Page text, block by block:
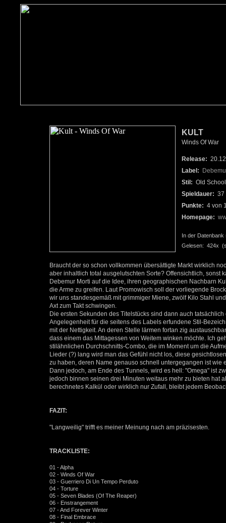
KULT
Winds Of War
Release:
Label:
Stil: Old
Spieldauer: 37
Punkte: 4 von
Homepage:
In der Datenbank
Gelesen: 424x
Braucht der so schon vollkommen übersättigte Markt wirklich
aber inhaltlich total ausgelutschten Sorte? Offensichtlich, sonst
Debemur Morti auf die Idee, ihren geographischen Nachbarn
die Arme zu greifen. Laut Promowisch soll der vorliegende
wir uns standesgemäß mit grimmiger Miene, zwölf Kilo Stahl
Axt zum Takt schwingen.
Die ersten Sekunden des Titelstücks sind dann auch
Angelegenheit für die seitens des Labels erfundene Stil-
mit der Nettigkeit. An deren Stelle lärmen fortan zig
dass einem das Mittagessen von Weitem winken möchte. Ich
stilähnlichen Durchschnitts-Combo, die im Moment um die
Lieder (?) lang wird man das Gefühl nicht los, diese
zu haben, deren Name genauso schnell untergegangen ist
Dann jedoch, am Ende des Tunnels, wird es hell: "Omega" ist
jedoch binnen seinen drei Minuten weitaus mehr zu bieten hat
berechnetes Kalkül oder wirklich nur Zufall, bleibt jedem
FAZIT:
"Langweilig" trifft es meiner Meinung nach am präzisesten.
TRACKLISTE:
01 - Alpha
02 - Winds Of War
03 - Guerriero Di Un Tempo Perduto
04 - Torture
05 - Seven Blades (Of The Reaper)
06 - Enstrangement
07 - And Forever Winter
08 - Final Embrace